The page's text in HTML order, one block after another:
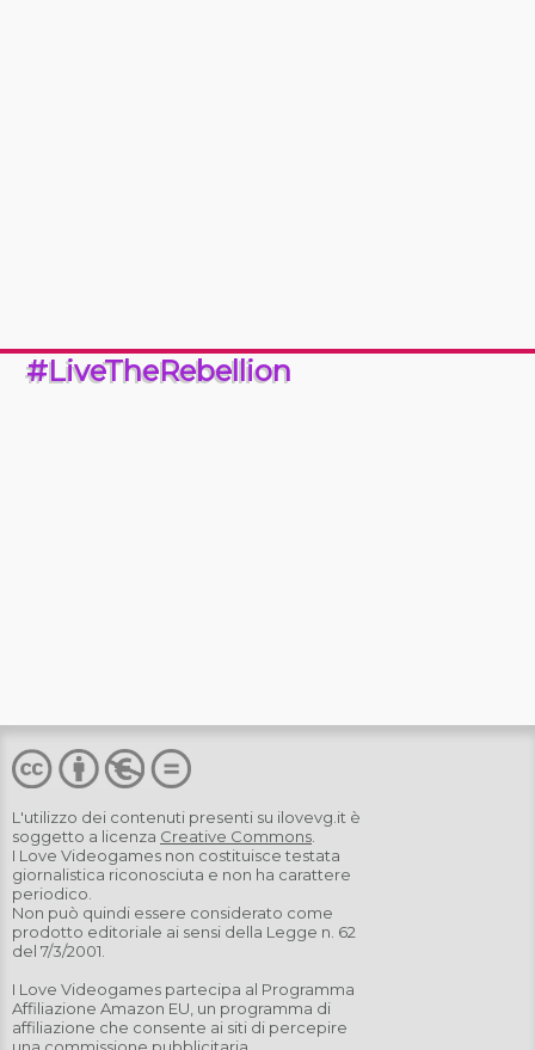
#LiveTheRebellion
L'utilizzo dei contenuti presenti su ilovevg.it è
soggetto a licenza Creative Commons.
I Love Videogames non costituisce testata
giornalistica riconosciuta e non ha carattere
periodico.
Non può quindi essere considerato come
prodotto editoriale ai sensi della Legge n. 62
del 7/3/2001.
I Love Videogames partecipa al Programma
Affiliazione Amazon EU, un programma di
affiliazione che consente ai siti di percepire